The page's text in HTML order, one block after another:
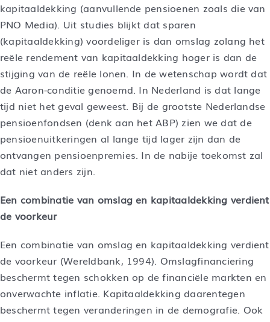
kapitaaldekking (aanvullende pensioenen zoals die van
PNO Media). Uit studies blijkt dat sparen
(kapitaaldekking) voordeliger is dan omslag zolang het
reële rendement van kapitaaldekking hoger is dan de
stijging van de reële lonen. In de wetenschap wordt dat
de Aaron-conditie genoemd. In Nederland is dat lange
tijd niet het geval geweest. Bij de grootste Nederlandse
pensioenfondsen (denk aan het ABP) zien we dat de
pensioenuitkeringen al lange tijd lager zijn dan de
ontvangen pensioenpremies. In de nabije toekomst zal
dat niet anders zijn.
Een combinatie van omslag en kapitaaldekking verdient
de voorkeur
Een combinatie van omslag en kapitaaldekking verdient
de voorkeur (Wereldbank, 1994). Omslagfinanciering
beschermt tegen schokken op de financiële markten en
onverwachte inflatie. Kapitaaldekking daarentegen
beschermt tegen veranderingen in de demografie. Ook